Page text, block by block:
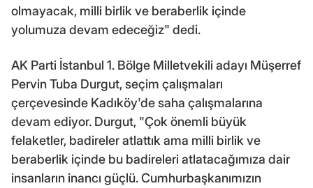
olmayacak, milli birlik ve beraberlik içinde
yolumuza devam edeceğiz" dedi.
AK Parti İstanbul 1. Bölge Milletvekili adayı Müşerref
Pervin Tuba Durgut, seçim çalışmaları
çerçevesinde Kadıköy'de saha çalışmalarına
devam ediyor. Durgut, "Çok önemli büyük
felaketler, badireler atlattık ama milli birlik ve
beraberlik içinde bu badireleri atlatacağımıza dair
insanların inancı güçlü. Cumhurbaşkanımızın